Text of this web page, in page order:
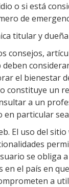
o si está
de
titular y
consejos,
el bienestar
constituye un
a un
particular
El uso del
se obliga
en el país en
a